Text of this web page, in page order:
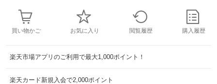
買い物かご お気に入り 閲覧履歴 購入履歴
楽天市場アプリのご利用で最大1,000ポイント！
楽天カード新規入会で2,000ポイント